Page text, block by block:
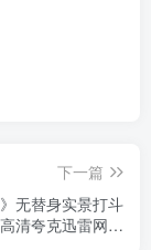
下一篇
》无替身实景打斗
清夸克迅雷网盘